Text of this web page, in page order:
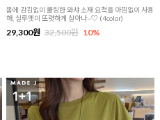
몸에 감김없이 쿨링한 와샤 소재 요척을 아낌없이 사용
해, 실루엣이 또렷하게 살아나~♡ (4color)
29,300원 32,500원 10%